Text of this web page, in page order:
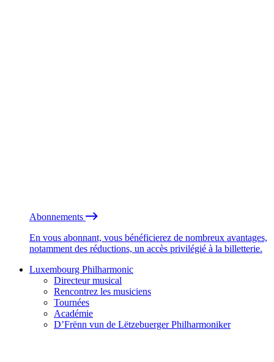
Abonnements
En vous abonnant, vous bénéficierez de nombreux avantages,
notamment des réductions, un accès privilégié à la billetterie.
Luxembourg Philharmonic
Directeur musical
Rencontrez les musiciens
Tournées
Académie
D’Frënn vun de Lëtzebuerger Philharmoniker